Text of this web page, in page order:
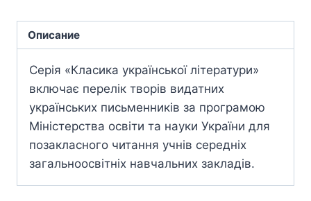
Описание
Серія «Класика української літератури»
включає перелік творів видатних
українських письменників за програмою
Міністерства освіти та науки України для
позакласного читання учнів середніх
загальноосвітніх навчальних закладів.